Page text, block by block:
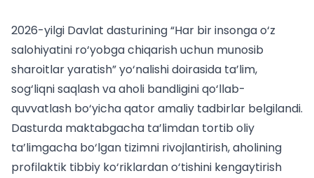
2026-yilgi Davlat dasturining “Har bir insonga o‘z
salohiyatini ro‘yobga chiqarish uchun munosib
sharoitlar yaratish” yo‘nalishi doirasida ta’lim,
sog‘liqni saqlash va aholi bandligini qo‘llab-
quvvatlash bo‘yicha qator amaliy tadbirlar belgilandi.
Dasturda maktabgacha ta’limdan tortib oliy
ta’limgacha bo‘lgan tizimni rivojlantirish, aholining
profilaktik tibbiy ko‘riklardan o‘tishini kengaytirish